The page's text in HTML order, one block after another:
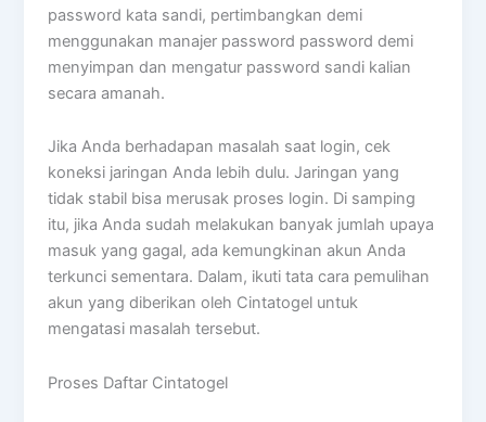
password kata sandi, pertimbangkan demi
menggunakan manajer password password demi
menyimpan dan mengatur password sandi kalian
secara amanah.
Jika Anda berhadapan masalah saat login, cek
koneksi jaringan Anda lebih dulu. Jaringan yang
tidak stabil bisa merusak proses login. Di samping
itu, jika Anda sudah melakukan banyak jumlah upaya
masuk yang gagal, ada kemungkinan akun Anda
terkunci sementara. Dalam, ikuti tata cara pemulihan
akun yang diberikan oleh Cintatogel untuk
mengatasi masalah tersebut.
Proses Daftar Cintatogel